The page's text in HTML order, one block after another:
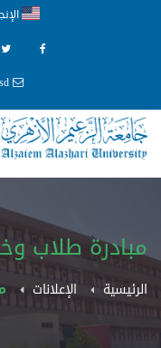
مبادرة طلاب
الرئيسية الإعلانات